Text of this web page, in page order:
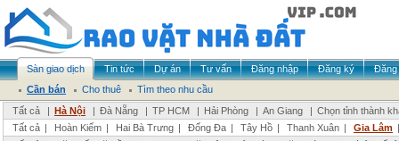
Sàn giao dịch Tin tức Dự án Tư vấn Đăng nhập Đăng ký
Đăng
Cần bán
Cho thuê
Tìm theo nhu cầu
Tất cả
| Hà Nội | Đà Nẵng | TP HCM | Hải Phòng | An Giang | Chọn tỉnh thành
Tất cả | Hoàn Kiếm | Hai Bà Trưng | Đống Đa | Tây Hồ | Thanh Xuân | Gia Lâm